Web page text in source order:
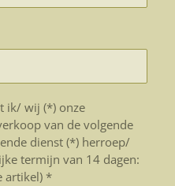
ik/ wij (*) onze
van de volgende
dienst (*) herroep/
termijn van 14 dagen:
artikel) *